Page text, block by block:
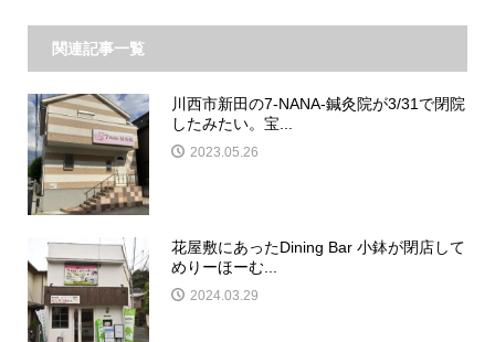
関連記事一覧
川西市新田の7-NANA-鍼灸院が3/31で閉院
したみたい。宝...
2023.05.26
花屋敷にあったDining Bar 小鉢が閉店して
めりーほーむ...
2024.03.29